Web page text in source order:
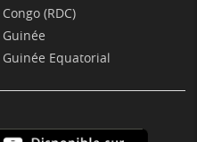
Congo (RDC)
Guinée
Guinée Equatorial